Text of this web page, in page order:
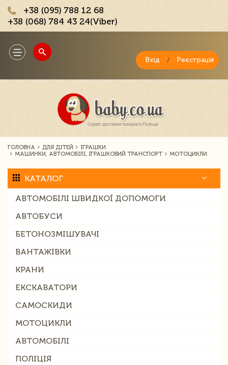
+38 (095) 788 12 68
+38 (068) 784 43 24(Viber)
Toggle
navigation
Вхід / Реєстрація
ГОЛОВНА ДЛЯ ДІТЕЙ
ІГРАШКИ
МАШИНКИ, АВТОМОБІЛІ, ІГРАШКОВИЙ ТРАНСПОРТ
МОТОЦИКЛИ
КАТАЛОГ
АВТОМОБІЛІ ШВИДКОЇ ДОПОМОГИ
АВТОБУСИ
БЕТОНОЗМІШУВАЧІ
ВАНТАЖІВКИ
КРАНИ
ЕКСКАВАТОРИ
САМОСКИДИ
МОТОЦИКЛИ
АВТОМОБІЛІ
ПОЛІЦІЯ